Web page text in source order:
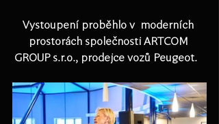
Vystoupení proběhlo v  moderních
prostorách společnosti ARTCOM
GROUP s.r.o., prodejce vozů Peugeot.